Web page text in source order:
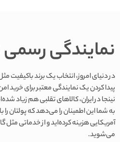
نمایندگی رسمی
در دنیای امروز، انتخاب یک برند باکیفیت
پیدا کردن یک نمایندگی معتبر برای
نینجا در ایران، کالاهای تقلبی هم زیاد
به شما این اطمینان را می‌دهد که پولتان
آمریکایی هزینه کرده‌اید و از خدماتی مثل
می‌شوید.